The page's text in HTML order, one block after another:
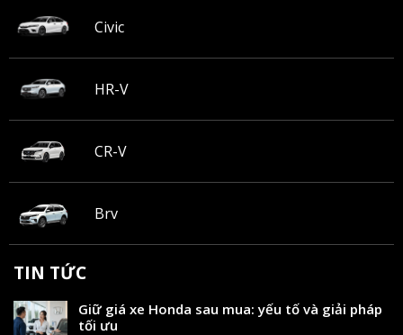
Civic
HR-V
CR-V
Brv
TIN TỨC
Giữ giá xe Honda sau mua: yếu tố và giải pháp
tối ưu